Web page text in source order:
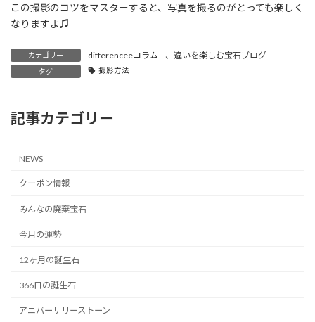
この撮影のコツをマスターすると、写真を撮るのがとっても楽しく
なりますよ♫
カテゴリー differenceeコラム 、 違いを楽しむ宝石ブログ
タグ 撮影方法
記事カテゴリー
NEWS
クーポン情報
みんなの廃棄宝石
今月の運勢
12ヶ月の誕生石
366日の誕生石
アニバーサリーストーン